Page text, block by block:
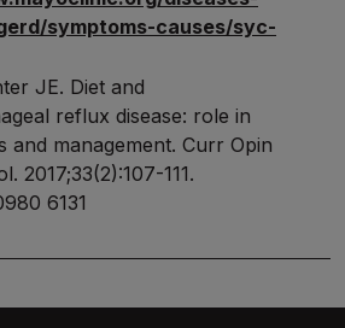
symptoms-causes/syc-
JE. Diet and
reflux disease: role in
and management. Curr Opin
2017;33(2):107-111.
6131